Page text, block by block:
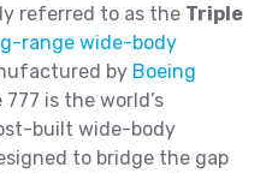
referred to as the Triple
range wide-body
by Boeing
777 is the world’s
built wide-body
to bridge the gap